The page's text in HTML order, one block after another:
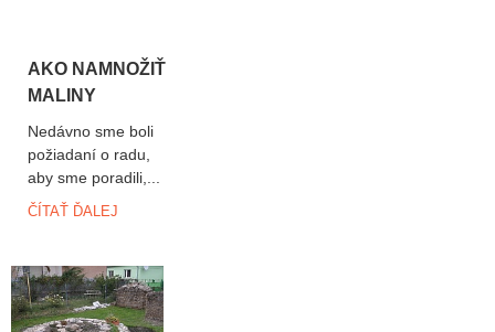
AKO NAMNOŽIŤ
MALINY
Nedávno sme boli
požiadaní o radu,
aby sme poradili,...
ČÍTAŤ ĎALEJ